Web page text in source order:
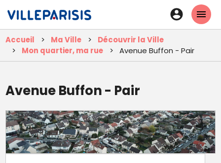
contenu
principal
En-
tête
-
Accueil Ma Ville
Découvrir la Ville
Mon quartier, ma rue
Avenue Buffon - Pair
Avenue Buffon - Pair